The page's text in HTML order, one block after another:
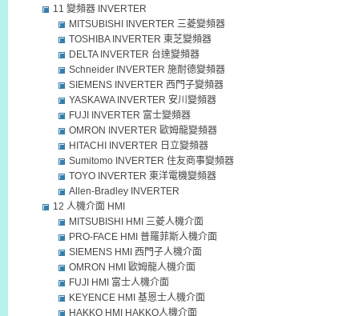
11 變頻器 INVERTER
MITSUBISHI INVERTER 三菱變頻器
TOSHIBA INVERTER 東芝變頻器
DELTA INVERTER 台達變頻器
Schneider INVERTER 施耐德變頻器
SIEMENS INVERTER 西門子變頻器
YASKAWA INVERTER 安川變頻器
FUJI INVERTER 富士變頻器
OMRON INVERTER 歐姆龍變頻器
HITACHI INVERTER 日立變頻器
Sumitomo INVERTER 住友商事變頻器
TOYO INVERTER 東洋電機變頻器
Allen-Bradley INVERTER
12 人機介面 HMI
MITSUBISHI HMI 三菱人機介面
PRO-FACE HMI 普羅菲斯人機介面
SIEMENS HMI 西門子人機介面
OMRON HMI 歐姆龍人機介面
FUJI HMI 富士人機介面
KEYENCE HMI 基恩士人機介面
HAKKO HMI HAKKO人機介面